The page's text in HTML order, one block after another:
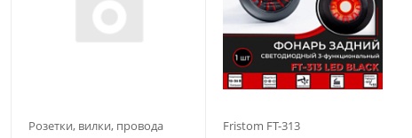
Розетки, вилки, провода Fristom FT-313